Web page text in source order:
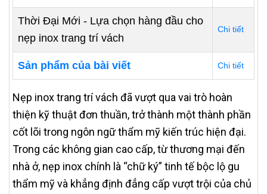
Thời Đại Mới - Lựa chọn hàng đầu cho
nẹp inox trang trí vách
Chi tiết
Sản phẩm của bài viết Chi tiết
Nẹp inox trang trí vách đã vượt qua vai trò hoàn
thiện kỹ thuật đơn thuần, trở thành một thành phần
cốt lõi trong ngôn ngữ thẩm mỹ kiến trúc hiện đại.
Trong các không gian cao cấp, từ thương mại đến
nhà ở, nẹp inox chính là “chữ ký” tinh tế bộc lộ gu
thẩm mỹ và khẳng định đẳng cấp vượt trội của chủ